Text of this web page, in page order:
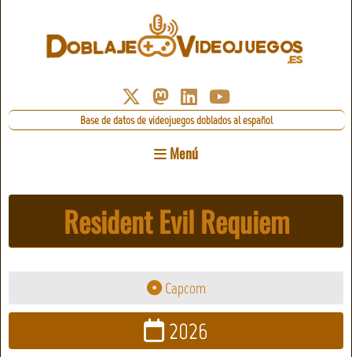
Base de datos de videojuegos doblados al español
Menú
Resident Evil Requiem
Capcom
2026